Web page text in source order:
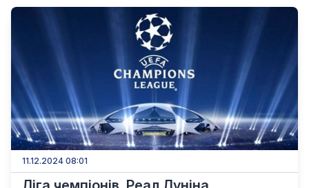
11.12.2024 08:01